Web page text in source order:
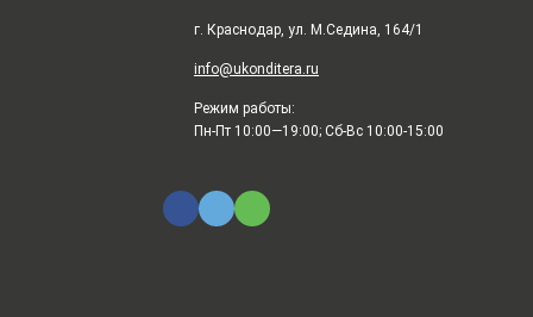
г. Краснодар, ул. М.Седина, 164/1
info@ukonditera.ru
Режим работы:
Пн-Пт 10:00—19:00; Сб-Вс 10:00-15:00